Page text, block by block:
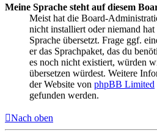
Meine Sprache steht auf diesem
Meist hat die Board-
nicht installiert oder niemand
Sprache übersetzt. Frage ggf.
er das Sprachpaket, das du
es noch nicht existiert, würden
übersetzen würdest. Weitere
der Website von phpBB Limited
gefunden werden.
Nach oben